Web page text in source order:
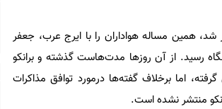
شد، همین مساله هواداران را با ایرج عرب، جعفر
رسید. از آن روزها مدت‌هاست گذشته و برانکو
اما برخلاف گفته‌ها درمورد توافق مذاکرات
منتشر نشده است.